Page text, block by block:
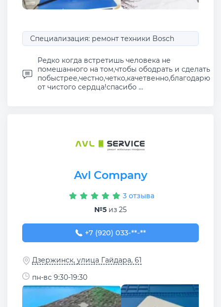
Специализация: ремонт техники Bosch
Редко когда встретишь человека не
помешанного на том,чтобы ободрать и сделать
побыстрее,честно,четко,качетвенно,благодарю
от чистого сердца!спасибо ...
Avl Company
3 отзыва
№5 из 25
+7 (920) 033-80-44
+7 (920) 033-**-**
Дзержинск, улица Гайдара, 61
пн-вс 9:30-19:30